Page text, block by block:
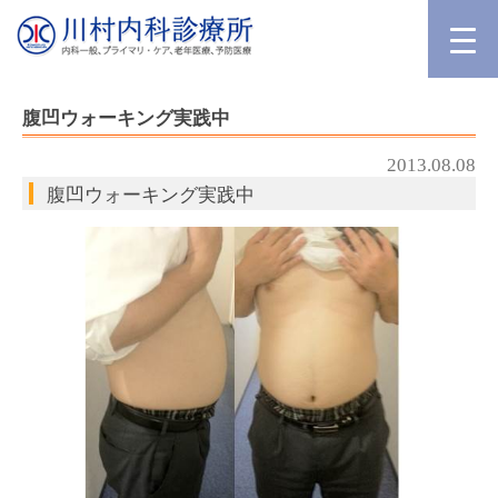
腹凹ウォーキング実践中
2013.08.08
腹凹ウォーキング実践中